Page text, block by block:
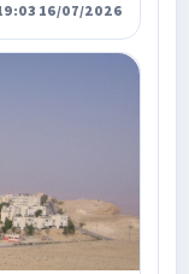
16/07/2026 19:03